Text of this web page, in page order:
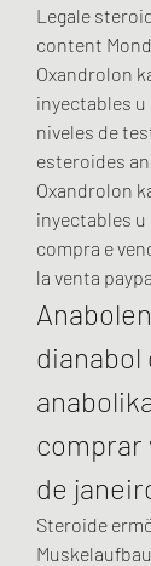
Legale
content
Oxandrolon
inyectables
niveles de
esteroides
Oxandrolon
inyectables u
compra e
la venta
dianabol
comprar
de
Steroide